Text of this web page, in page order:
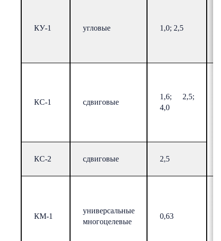
КУ-1 угловые 1,0; 2,5
КС-1 сдвиговые
1,6; 2,5;
4,0
КС-2 сдвиговые 2,5
КМ-1
универсальные
многоцелевые
0,63